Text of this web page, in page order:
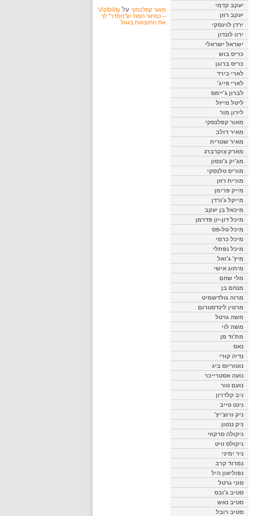
מאור קפלנסקי על Vizibility
– כפתור חמוד ש"מסדר" לך
את התוצאות בגוגל
יעקב קדמי
יעקב רוזן
ירדן לוינסקי
ירוו לונדון
ישראל ישראלי
כריס בוש
כריס ברוגן
לארי בירד
לארי פייג'
לברון ג'יימס
ליטל מייזל
לירון מור
מאור קפלנסקי
מאיר דולב
מאיר שטרית
מארק צוקרברג
מג'יק ג'ונסון
מוריס טלנסקי
מורית רוזן
מייק פרימן
מייקל ג'ורדן
מיכאל בן יעקב
מיכל דון-יון פדרמן
מיכל טל-פס
מיכל כרמי
מיכל נפתלי
מיץ' ג'ואל
מיתוג אישי
מלי שחם
מנחם בן
מרוה גולדשמיט
מרטין לינדסטרום
משה גרטל
משה לוי
מת'וד מן
נאס
נדיה קורי
נוטוריוס ביג
נועה אסטרייכר
נועם טור
ניב קלדרון
נינט טייב
ניק וויוצ'יץ'
ניק ננטון
ניקולה סרקוזי
ניקולס וויט
ניר ימיני
נמרוד קרב
נפוליאון היל
סוני גרטל
סטיב ג'ובס
סטיב נאש
סטיב רובל